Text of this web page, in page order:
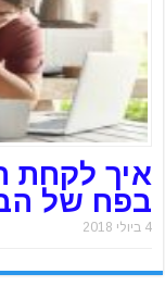
איך לקחת
בפח של
4 ביולי 2018